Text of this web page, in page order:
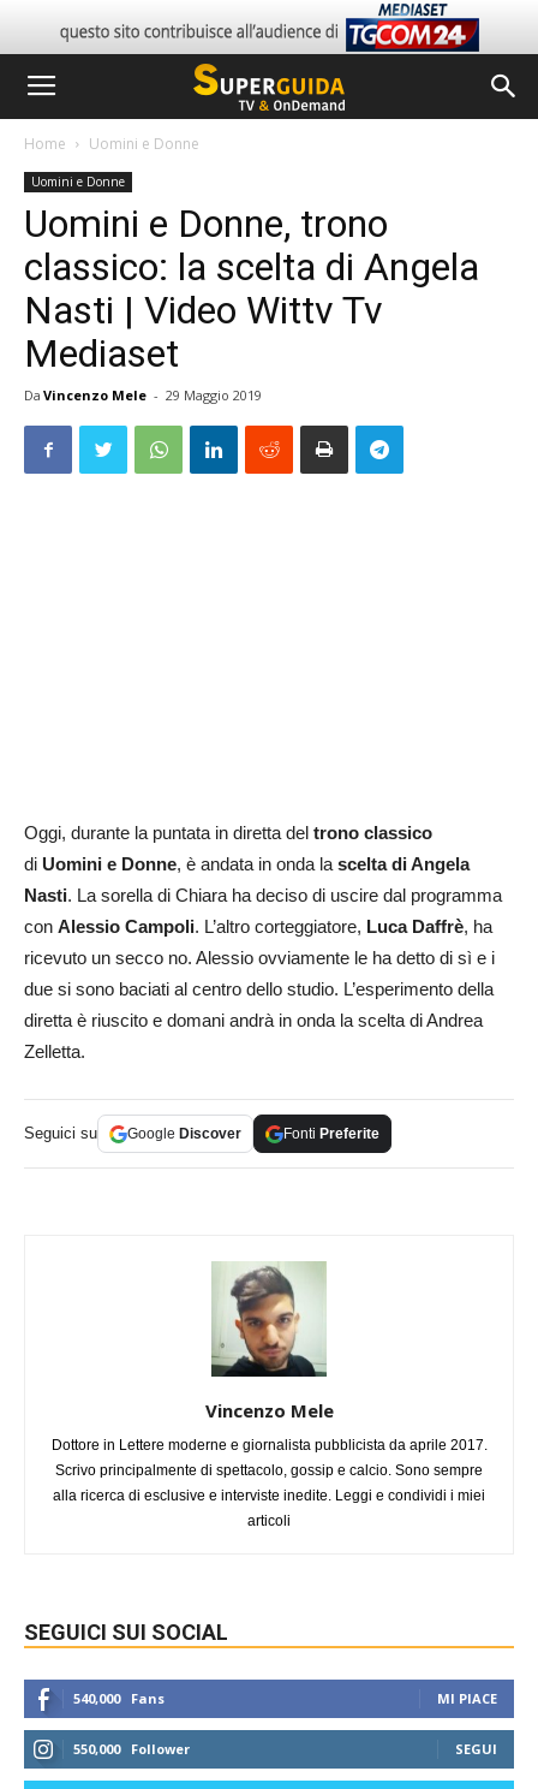
Home Uomini e Donne
Uomini e Donne
Uomini e Donne, trono
classico: la scelta di Angela
Nasti | Video Wittv Tv
Mediaset
Da Vincenzo Mele - 29 Maggio 2019
Oggi, durante la puntata in diretta del trono classico
di Uomini e Donne, è andata in onda lascelta di Angela
Nasti. La sorella di Chiara ha deciso di uscire dal programma
con Alessio Campoli. L’altro corteggiatore, Luca Daffrè, ha
ricevuto un secco no. Alessio ovviamente le ha detto di sì e i
due si sono baciati al centro dello studio. L’esperimento della
diretta è riuscito e domani andrà in onda la scelta di Andrea
Zelletta.
Seguici su Google Discover Fonti Preferite
Vincenzo Mele
Dottore in Lettere moderne e giornalista pubblicista da aprile 2017.
Scrivo principalmente di spettacolo, gossip e calcio. Sono sempre
alla ricerca di esclusive e interviste inedite. Leggi e condividi i miei
articoli
SEGUICI SUI SOCIAL
540,000 Fans MI PIACE
550,000 Follower SEGUI